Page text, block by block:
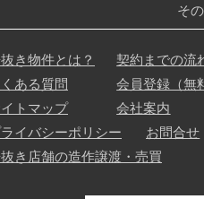
そ
き物件とは？ 契約までの流
ある質問
会員登録（無
トマップ
会社案内
イバシーポリシー
お問合せ
き店舗の造作譲渡・売買